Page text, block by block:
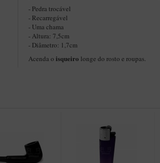
- Pedra trocável
- Recarregável
- Uma chama
- Altura: 7,5cm
- Diâmetro: 1,7cm
Acenda o isqueiro longe do rosto e roupas.